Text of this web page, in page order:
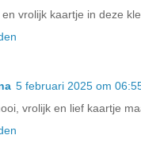
vrolijk kaartje in deze
5 februari 2025 om
vrolijk en lief kaartje